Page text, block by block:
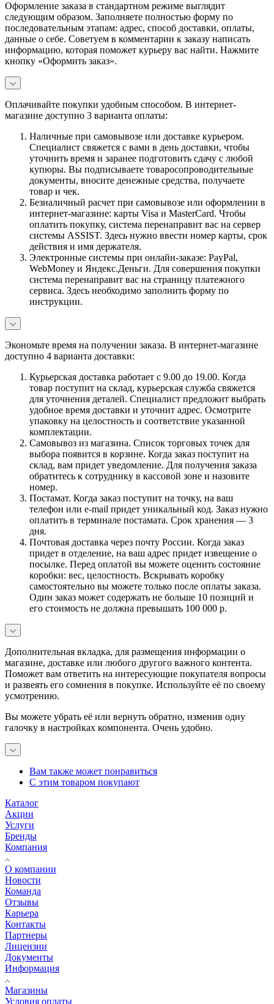
Оформление заказа в стандартном режиме выглядит
следующим образом. Заполняете полностью форму по
последовательным этапам: адрес, способ доставки, оплаты,
данные о себе. Советуем в комментарии к заказу написать
информацию, которая поможет курьеру вас найти. Нажмите
кнопку «Оформить заказ».
Оплачивайте покупки удобным способом. В интернет-
магазине доступно 3 варианта оплаты:
Наличные при самовывозе или доставке курьером.
Специалист свяжется с вами в день доставки, чтобы
уточнить время и заранее подготовить сдачу с любой
купюры. Вы подписываете товаросопроводительные
документы, вносите денежные средства, получаете
товар и чек.
Безналичный расчет при самовывозе или оформлении в
интернет-магазине: карты Visa и MasterCard. Чтобы
оплатить покупку, система перенаправит вас на сервер
системы ASSIST. Здесь нужно ввести номер карты, срок
действия и имя держателя.
Электронные системы при онлайн-заказе: PayPal,
WebMoney и Яндекс.Деньги. Для совершения покупки
система перенаправит вас на страницу платежного
сервиса. Здесь необходимо заполнить форму по
инструкции.
Экономьте время на получении заказа. В интернет-магазине
доступно 4 варианта доставки:
Курьерская доставка работает с 9.00 до 19.00. Когда
товар поступит на склад, курьерская служба свяжется
для уточнения деталей. Специалист предложит выбрать
удобное время доставки и уточнит адрес. Осмотрите
упаковку на целостность и соответствие указанной
комплектации.
Самовывоз из магазина. Список торговых точек для
выбора появится в корзине. Когда заказ поступит на
склад, вам придет уведомление. Для получения заказа
обратитесь к сотруднику в кассовой зоне и назовите
номер.
Постамат. Когда заказ поступит на точку, на ваш
телефон или e-mail придет уникальный код. Заказ нужно
оплатить в терминале постамата. Срок хранения — 3
дня.
Почтовая доставка через почту России. Когда заказ
придет в отделение, на ваш адрес придет извещение о
посылке. Перед оплатой вы можете оценить состояние
коробки: вес, целостность. Вскрывать коробку
самостоятельно вы можете только после оплаты заказа.
Один заказ может содержать не больше 10 позиций и
его стоимость не должна превышать 100 000 р.
Дополнительная вкладка, для размещения информации о
магазине, доставке или любого другого важного контента.
Поможет вам ответить на интересующие покупателя вопросы
и развеять его сомнения в покупке. Используйте её по своему
усмотрению.
Вы можете убрать её или вернуть обратно, изменив одну
галочку в настройках компонента. Очень удобно.
Вам также может понравиться
С этим товаром покупают
Каталог
Акции
Услуги
Бренды
Компания
О компании
Новости
Команда
Отзывы
Карьера
Контакты
Партнеры
Лицензии
Документы
Информация
Магазины
Условия оплаты